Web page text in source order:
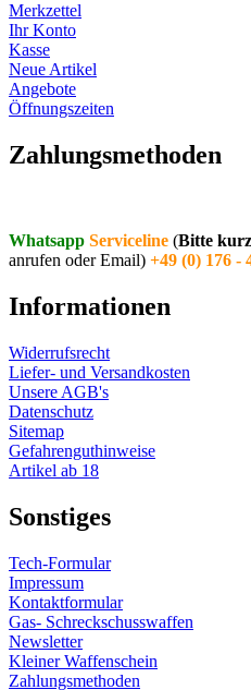
Merkzettel
Ihr Konto
Kasse
Neue Artikel
Angebote
Öffnungszeiten
Zahlungsmethoden
Whatsapp Serviceline (Bitte
anrufen oder Email) +49 (0) 176 -
Informationen
Widerrufsrecht
Liefer- und Versandkosten
Unsere AGB's
Datenschutz
Sitemap
Gefahrenguthinweise
Artikel ab 18
Sonstiges
Tech-Formular
Impressum
Kontaktformular
Gas- Schreckschusswaffen
Newsletter
Kleiner Waffenschein
Zahlungsmethoden